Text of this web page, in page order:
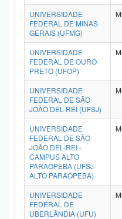
UNIVERSIDADE
FEDERAL DE MINAS
GERAIS (UFMG)
UNIVERSIDADE
FEDERAL DE OURO
PRETO (UFOP)
UNIVERSIDADE
FEDERAL DE SÃO
JOÃO DEL-REI (UFSJ)
UNIVERSIDADE
FEDERAL DE SÃO
JOÃO DEL-REI -
CAMPUS ALTO
PARAOPEBA (UFSJ-
ALTO PARAOPEBA)
UNIVERSIDADE
FEDERAL DE
UBERLÂNDIA (UFU)